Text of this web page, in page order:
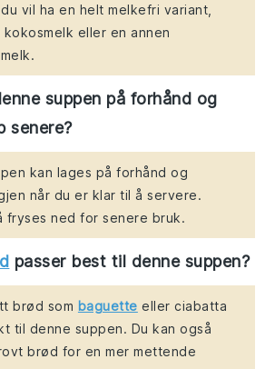
vil ha en helt melkefri variant,
eller en annen
suppen på forhånd og
senere?
kan lages på forhånd og
når du er klar til å servere.
fryses ned for senere bruk.
passer best til denne suppen?
brød som baguette eller ciabatta
til denne suppen. Du kan også
brød for en mer mettende